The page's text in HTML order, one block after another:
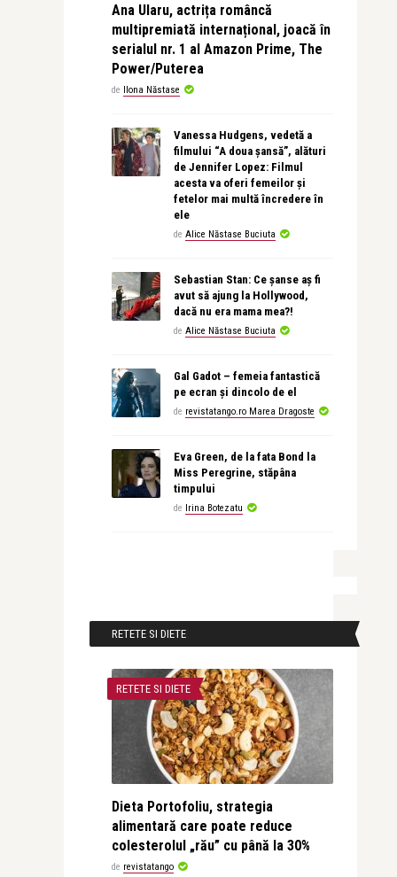
Ana Ularu, actrița româncă
multipremiată internațional, joacă în
serialul nr. 1 al Amazon Prime, The
Power/Puterea
de Ilona Năstase
Vanessa Hudgens, vedetă a
filmului “A doua șansă”, alături
de Jennifer Lopez: Filmul
acesta va oferi femeilor și
fetelor mai multă încredere în
ele
de Alice Năstase Buciuta
Sebastian Stan: Ce șanse aș fi
avut să ajung la Hollywood,
dacă nu era mama mea?!
de Alice Năstase Buciuta
Gal Gadot – femeia fantastică
pe ecran și dincolo de el
de revistatango.ro Marea Dragoste
Eva Green, de la fata Bond la
Miss Peregrine, stăpâna
timpului
de Irina Botezatu
RETETE SI DIETE
RETETE SI DIETE
Dieta Portofoliu, strategia
alimentară care poate reduce
colesterolul „rău” cu până la 30%
de revistatango